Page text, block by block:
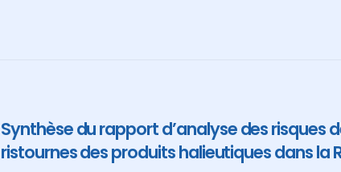
Synthèse du rapport d’analyse des
ristournes des produits halieutiques dans la